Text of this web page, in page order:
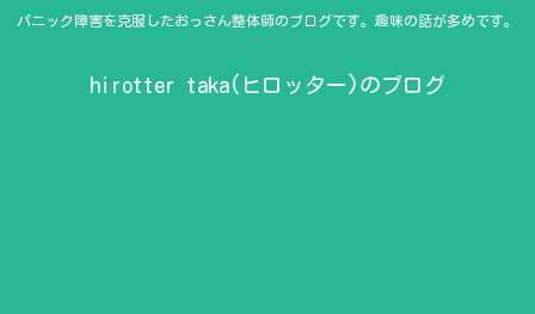
パニック障害を克服したおっさん整体師のブログです。趣味の話が多めです。
hirotter taka(ヒロッター)のブログ